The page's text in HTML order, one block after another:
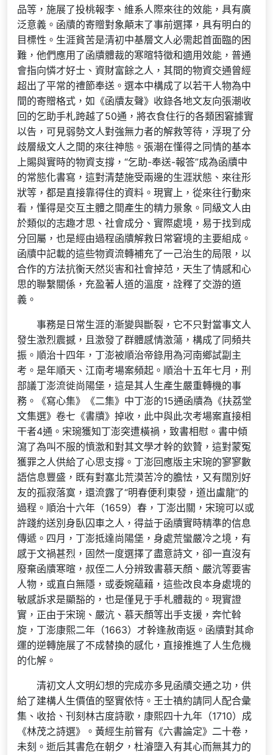
品等，施展了投桃報李、維系人際來往的效能，具有廣
泛意義。函牘的寄贈對象顛末了事前選擇，具有明白的
目標性。生涯貧苦是清初中基層文人必需起首面臨的困
難，他們應用了函牘體裁的寒暄特徵和適用效能，普通
會指向憐才好士、資財富餘之人，其間的物資交通曾經
超出了平常的禮節奉送。選本中構成了以若干人物為中
間的寄贈格式，如《函牘友聲》收錄各地文友向張潮收
回的乞助手札跨越了50通，將衣食住行的各類困窘據實
以告，可見弱勢文人對強無力者的解救等待，浮現了分
歧層級文人之間的來往神態。張潮在懂得之同情的基本
上賜與實時的物資支撐，“乞助-奉送-報答”成為函牘中
的常態化書寫，這對清楚施受兩邊的生涯狀態、來往形
狀等，都是直接靠得住的資料。現實上，從來往行動來
看，懂得是交互主體之間產生的精力景象。同級文人由
於類似的志趣才思、社會成分、實際處境，易于找到成
分回屬，也是經由過程函牘解救日常窘境的主要組成。
函牘中記載的這些物資流轉補充了一己治生的局限，以
合作的方法抗衡天然災害和社會掉范，天生了情感和心
思的聯繫關係，充盈著人道的溫度，詮釋了交游的道
義。
事務是日常生涯的漸變與斷裂，它不只對當事文人
發生激烈震撼，且激發了群體感情激蕩，構成了同頻共
振。順治十四年，丁澎被順治帝錄用為河南鄉試副主
考。是年順天、江南考場案頻起。順治十五年七月，刑
部議丁澎流徙尚陽堡，這是其人生產生嚴重轉機的事
務。《寫心集》《二集》中丁澎的15通函牘為《扶荔堂
文集選》卷七《書牘》掉收，此中與此次考場案直接相
干者4通。宋琬獲知丁澎突遭橫禍，致書相慰。書中傾
瀉了為叫不服的憤激和對其文學才幹的欽贊，這對蒙冤
獲罪之人供給了心思支撐。丁澎回應版主宋琬的寥寥數
語信息豐盛，既有對塞北荒漠苦冷的膽怯，又有闊別好
友的孤寂落寞，還流露了“明春便利東發，道出盧龍”的
過程。順治十六年（1659）春，丁澎出關，宋琬可以或
許踐約送別身臥囚車之人，得益于函牘實時精準的信息
傳遞。四月，丁澎抵達尚陽堡，身處荒蠻嚴冷之境，有
感于文禍甚烈，固然一度選擇了盡意詩文，卻一直沒有
廢棄函牘寒暄，叔侄二人分辨致書慕天顏、嚴沆等要害
人物，或直白無隱，或委婉蘊藉，這些改良本身處境的
敏感訴求是顯豁的，也是僅見于手札體裁的。現實證
實，正由于宋琬、嚴沆、慕天顏等出手支援，奔忙斡
旋，丁澎康熙二年（1663）才幹逢赦南返。函牘對其命
運的逆轉施展了不成替換的感化，直接推進了人生危機
的化解。
清初文人文明幻想的完成亦多見函牘交通之功，供
給了建構人生價值的堅實依恃。王士禛約請同人配合彙
集、收拾、刊刻林古度詩歌，康熙四十九年（1710）成
《林茂之詩選》。黃經生前嘗有《六書論定》二十卷，
未刻。逝后其書危在朝夕，杜濬墮入有其心而無其力的